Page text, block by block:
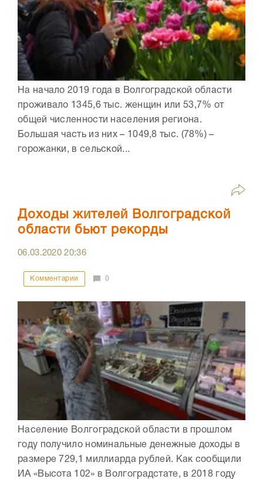
На начало 2019 года в Волгоградской области
проживало 1345,6 тыс. женщин или 53,7% от
общей численности населения региона.
Большая часть из них – 1049,8 тыс. (78%) –
горожанки, в сельской...
Доходы жителей Волгоградской
области бьют рекорды
06.03.202020:36
Комментарии 0
Население Волгоградской области в прошлом
году получило номинальные денежные доходы в
размере 729,1 миллиарда рублей. Как сообщили
ИА «Высота 102» в Волгоградстате, в 2018 году